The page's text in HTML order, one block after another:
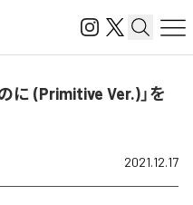
に (Primitive Ver.)」を
2021.12.17